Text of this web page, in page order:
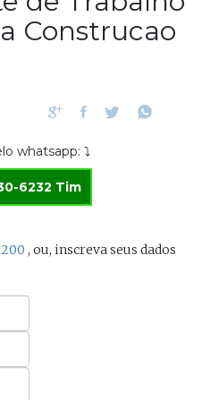
Construcao
whatsapp: ⤵
6232 Tim
, ou, inscreva seus dados